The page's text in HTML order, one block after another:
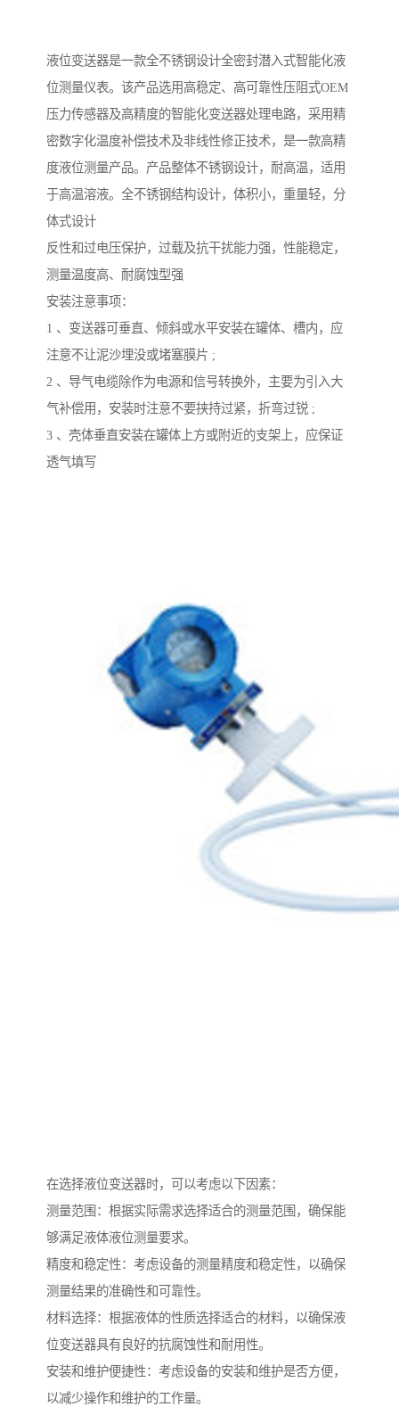
液位变送器是一款全不锈钢设计全密封潜入式智能化液
位测量仪表。该产品选用高稳定、高可靠性压阻式OEM
压力传感器及高精度的智能化变送器处理电路，采用精
密数字化温度补偿技术及非线性修正技术，是一款高精
度液位测量产品。产品整体不锈钢设计，耐高温，适用
于高温溶液。全不锈钢结构设计，体积小，重量轻，分
体式设计
反性和过电压保护，过载及抗干扰能力强，性能稳定，
测量温度高、耐腐蚀型强
安装注意事项：
1 、变送器可垂直、倾斜或水平安装在罐体、槽内，应
注意不让泥沙埋没或堵塞膜片 ;
2 、导气电缆除作为电源和信号转换外，主要为引入大
气补偿用，安装时注意不要挟持过紧，折弯过锐 ;
3 、壳体垂直安装在罐体上方或附近的支架上，应保证
透气填写
在选择液位变送器时，可以考虑以下因素：
测量范围：根据实际需求选择适合的测量范围，确保能
够满足液体液位测量要求。
精度和稳定性：考虑设备的测量精度和稳定性，以确保
测量结果的准确性和可靠性。
材料选择：根据液体的性质选择适合的材料，以确保液
位变送器具有良好的抗腐蚀性和耐用性。
安装和维护便捷性：考虑设备的安装和维护是否方便，
以减少操作和维护的工作量。